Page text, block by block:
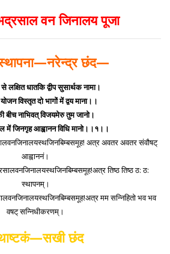
वन जिनालय पूजा
छंद—
लक्षित धातकि द्वीप सुसार्थक नामा।
विस्तृत दो भागों में द्वय माना।।
बीच नाभिवत् विजयमेरु तुम जानो।
जिनगृह आह्वानन विधि मानो।।१।।
अत्र अवतर अवतर संवौषट्
आह्वाननं।
तिष्ठ तिष्ठ ठ: ठ:
स्थापनम्।
मम सन्निहितो भव भव
वषट् सन्निधीकरणम्।
छंद